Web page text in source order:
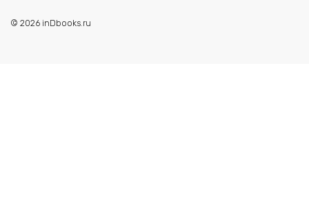
© 2026 inDbooks.ru